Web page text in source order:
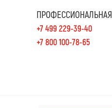
+7 499 229-39-40
+7 800 100-78-65